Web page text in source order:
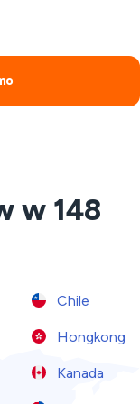
w 148
Chile
Hongkong
Kanada